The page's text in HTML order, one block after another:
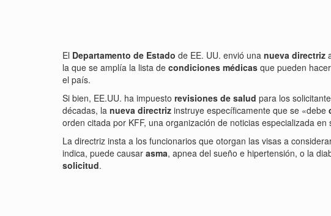
El Departamento de Estado de EE. UU. envió una nueva directriz
la que se amplía la lista de condiciones médicas que pueden hacer
el país.
Si bien, EE.UU. ha impuesto revisiones de salud para los
décadas, la nueva directriz instruye específicamente que se «debe
orden citada por KFF, una organización de noticias especializada en
La directriz insta a los funcionarios que otorgan las visas a
indica, puede causar asma, apnea del sueño e hipertensión, o la
solicitud.